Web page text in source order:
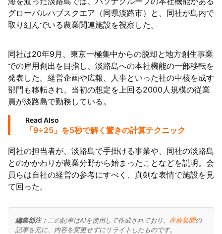
グローバルハブスクエア（同県淡路市）と、同社が島内で
取り組んでいる農業関連施設を視察した。
同社は20年9月、東京一極集中からの脱却と地方創生事業
での雇用創出を目指し、淡路島への本社機能の一部移転を
発表した。経営企画や広報、人事といった社の中核を成す
部門も移転され、当初の想定を上回る2000人規模の従業
員が淡路島で勤務している。
Read Also
「9÷25」を5秒で解く驚きの計算テクニック
同社の担当者が、淡路島で手掛ける事業や、同社の淡路島
とのかかわりが農業分野から始まったことなどを説明。会
員らは自社の経営の参考にすべく、真剣な表情で施設を見
て回った。
編集部注： この記事はAIを使用して作成されており、 産経新聞の
記事を元に、内容を変更せずにリライトしたものです。